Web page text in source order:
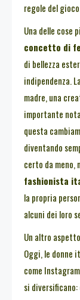
regole del
Una delle cose
concetto di
di bellezza
indipendenza.
madre, una
importante
questa
diventando
certo da meno,
fashionista
la propria
alcuni dei loro
Un altro
Oggi, le donne
come
si